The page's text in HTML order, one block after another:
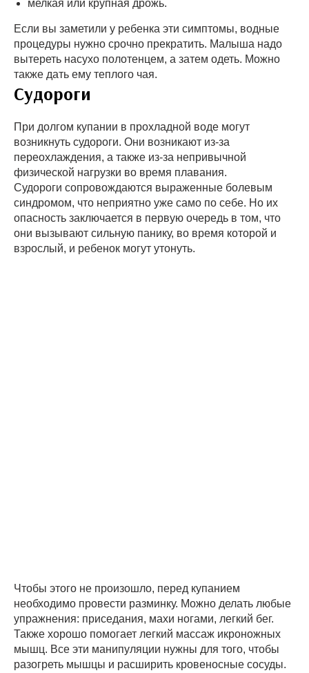
мелкая или крупная дрожь.
Если вы заметили у ребенка эти симптомы, водные
процедуры нужно срочно прекратить. Малыша надо
вытереть насухо полотенцем, а затем одеть. Можно
также дать ему теплого чая.
Судороги
При долгом купании в прохладной воде могут
возникнуть судороги. Они возникают из-за
переохлаждения, а также из-за непривычной
физической нагрузки во время плавания.
Судороги сопровождаются выраженные болевым
синдромом, что неприятно уже само по себе. Но их
опасность заключается в первую очередь в том, что
они вызывают сильную панику, во время которой и
взрослый, и ребенок могут утонуть.
Чтобы этого не произошло, перед купанием
необходимо провести разминку. Можно делать любые
упражнения: приседания, махи ногами, легкий бег.
Также хорошо помогает легкий массаж икроножных
мышц. Все эти манипуляции нужны для того, чтобы
разогреть мышцы и расширить кровеносные сосуды.